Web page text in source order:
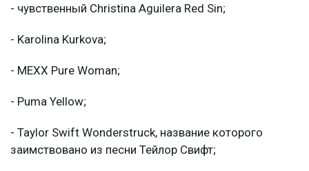
- чувственный Christina Aguilera Red Sin;
- Karolina Kurkova;
- MEXX Pure Woman;
- Puma Yellow;
- Taylor Swift Wonderstruck, название которого
заимствовано из песни Тейлор Свифт;